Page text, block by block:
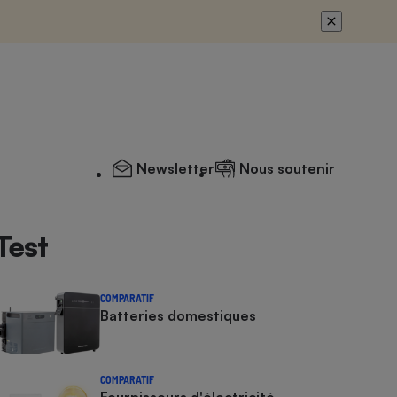
Newsletter Nous soutenir
COMPARATIF
Batteries domestiques
COMPARATIF